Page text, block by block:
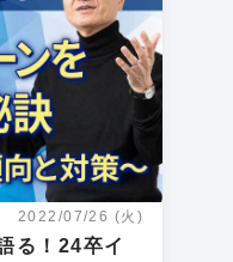
2022/07/26 (火)
る！24卒イ